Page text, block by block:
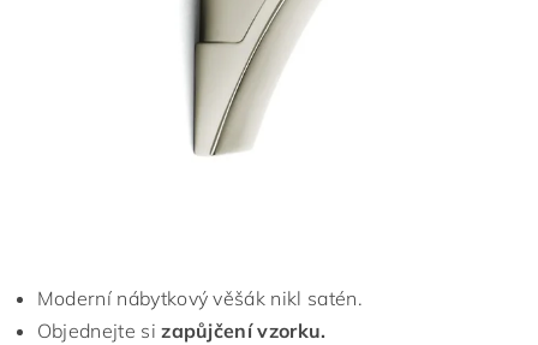
Moderní nábytkový věšák nikl satén.
Objednejte si zapůjčení vzorku.